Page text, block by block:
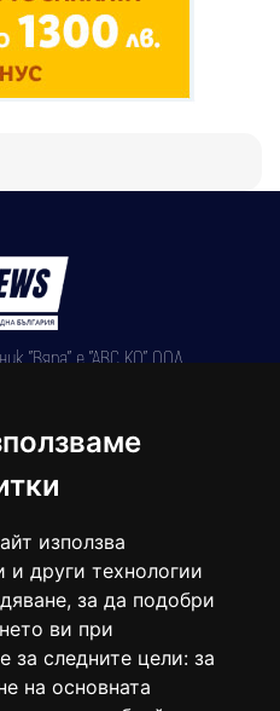
използва
и други технологии
за да подобри
ви при
за следните цели: за
на основната
"Вяра" е "АВС КО" ООД,